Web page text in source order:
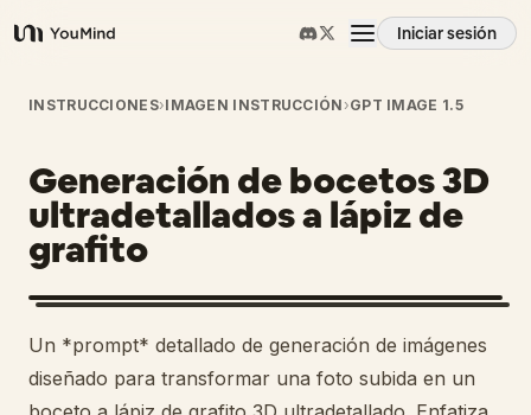
YouMind
Iniciar sesión
Resumen
Casos de uso
Habilidades
Prompts
INSTRUCCIONES›IMAGEN INSTRUCCIÓN ›GPT IMAGE 1.5
Generación de bocetos 3D
ultradetallados a lápiz de
grafito
Un *prompt* detallado de generación de imágenes
diseñado para transformar una foto subida en un